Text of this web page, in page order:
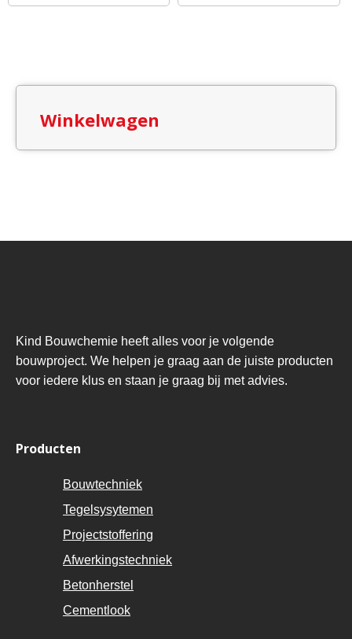
Deze
worden
tot
Winkelwagen
Kind Bouwchemie heeft alles voor je volgende
bouwproject. We helpen je graag aan de juiste producten
voor iedere klus en staan je graag bij met advies.
Producten
Bouwtechniek
Tegelsysytemen
Projectstoffering
Afwerkingstechniek
Betonherstel
Cementlook